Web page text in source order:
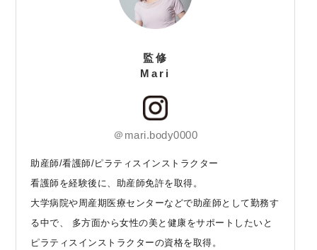
監修
Mari
＠mari.body0000
助産師/看護師/ピラティスインストラクター
看護師を経験後に、助産師免許を取得。
大学病院や周産期医療センターなどで助産師として勤務す
る中で、 多方面から女性の美と健康をサポートしたいと
ピラティスインストラクターの資格を取得。